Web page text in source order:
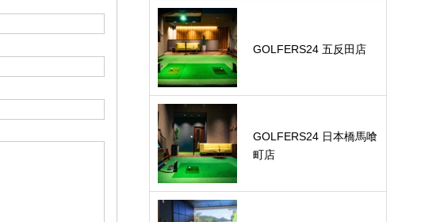
GOLFERS24 五反田店
GOLFERS24 日本橋馬喰
町店